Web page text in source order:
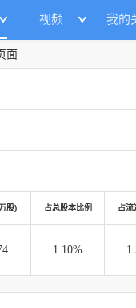
视频 我的
面
股) 占总股本比例 占流
1.10%